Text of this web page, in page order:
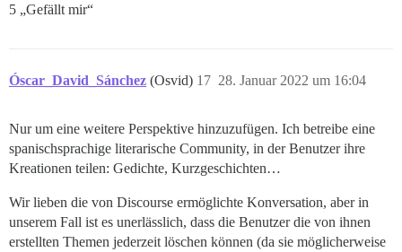
5 „Gefällt mir“
Óscar_David_Sánchez (Osvid) 28. Januar 2022 um 16:04
17
Nur um eine weitere Perspektive hinzuzufügen. Ich betreibe eine
spanischsprachige literarische Community, in der Benutzer ihre
Kreationen teilen: Gedichte, Kurzgeschichten…
Wir lieben die von Discourse ermöglichte Konversation, aber in
unserem Fall ist es unerlässlich, dass die Benutzer die von ihnen
erstellten Themen jederzeit löschen können (da sie möglicherweise